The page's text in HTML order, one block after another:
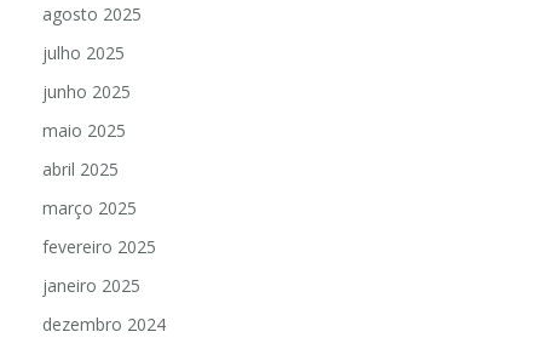
agosto 2025
julho 2025
junho 2025
maio 2025
abril 2025
março 2025
fevereiro 2025
janeiro 2025
dezembro 2024